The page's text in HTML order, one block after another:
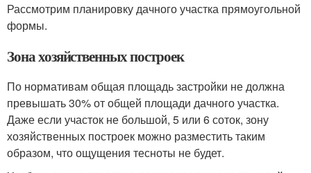
Рассмотрим планировку дачного участка прямоугольной
формы.
Зона хозяйственных построек
По нормативам общая площадь застройки не должна
превышать 30% от общей площади дачного участка.
Даже если участок не большой, 5 или 6 соток, зону
хозяйственных построек можно разместить таким
образом, что ощущения тесноты не будет.